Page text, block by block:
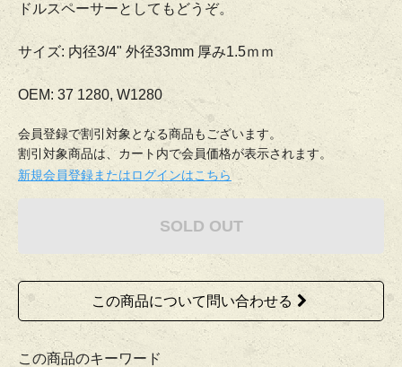
ドルスペーサーとしてもどうぞ。
サイズ: 内径3/4" 外径33mm 厚み1.5ｍｍ
OEM: 37 1280, W1280
会員登録で割引対象となる商品もございます。
割引対象商品は、カート内で会員価格が表示されます。
新規会員登録またはログインはこちら
SOLD OUT
この商品について問い合わせる
この商品のキーワード